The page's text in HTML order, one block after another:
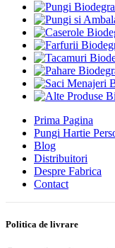
Prima Pagina
Pungi Hartie
Blog
Distribuitori
Despre Fabrica
Contact
Politica de livrare